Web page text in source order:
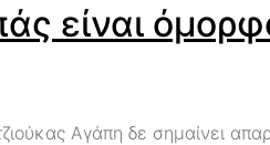
είναι
Αγάπη δε σημαίνει